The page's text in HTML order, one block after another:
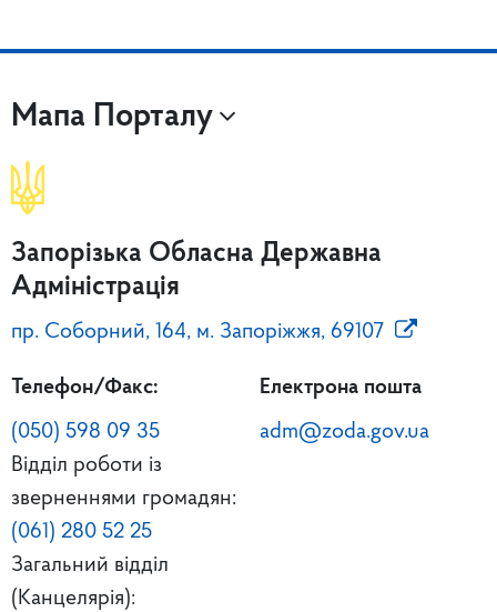
Мапа Порталу
Запорізька Обласна Державна
Адміністрація
пр. Соборний, 164, м. Запоріжжя, 69107
Телефон/Факс:
(050) 598 09 35
Відділ роботи із
зверненнями громадян:
(061) 280 52 25
Загальний відділ
(Канцелярія):
Електрона пошта
adm@zoda.gov.ua